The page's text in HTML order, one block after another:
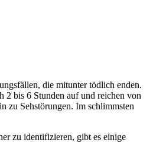
die mitunter tödlich enden.
2 bis 6 Stunden auf und reichen von
zu Sehstörungen. Im schlimmsten
zu identifizieren, gibt es einige